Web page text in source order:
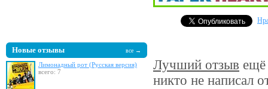
Новые отзывы все →
Лимонадный рот (Русская версия)
всего: 7
Лучший отзыв ещё
никто не написал